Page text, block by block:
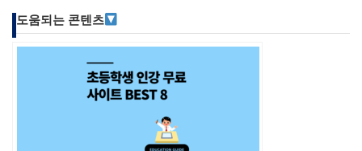
도움되는 콘텐츠